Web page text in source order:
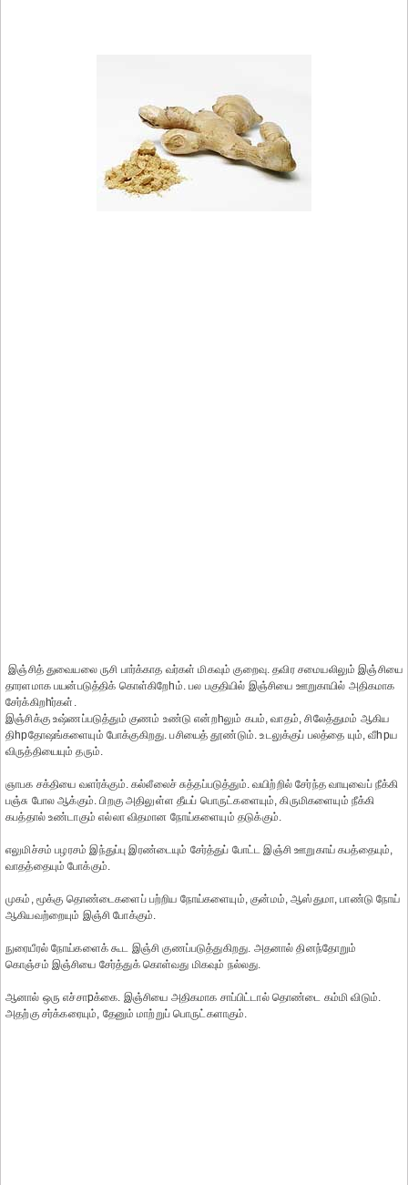
இஞ்சித் துவையலை ருசி பார்க்காத வர்கள் மிகவும் குறைவு. தவிர சமையலிலும் இஞ்சியை
தாரளமாக பயன்படுத்திக் கொள்கிறேhம். பல பகுதியில் இஞ்சியை ஊறுகாயில் அதிகமாக
சேர்க்கிறhர்கள்.
இஞ்சிக்கு உஷ்ணப்படுத்தும் குணம் உண்டு என்றhலும் கபம், வாதம், சிலேத்துமம் ஆகிய
திhpதோஷங்களையும் போக்குகிறது. பசியைத் தூண்டும். உடலுக்குப் பலத்தை யும், வீhpய
விருத்தியையும் தரும்.
ஞாபக சக்தியை வளர்க்கும். கல்லீலைச் சுத்தப்படுத்தும். வயிற்றில் சேர்ந்த வாயுவைப் நீக்கி
பஞ்சு போல ஆக்கும். பிறகு அதிலுள்ள தீயப் பொருட்களையும், கிருமிகளையும் நீக்கி
கபத்தால் உண்டாகும் எல்லா விதமான நோய்களையும் தடுக்கும்.
எலுமிச்சம் பழரசம் இந்துப்பு இரண்டையும் சேர்த்துப் போட்ட இஞ்சி ஊறுகாய் கபத்தையும்,
வாதத்தையும் போக்கும்.
முகம், மூக்கு தொண்டைகளைப் பற்றிய நோய்களையும், குன்மம், ஆஸ்துமா, பாண்டு நோய்
ஆகியவற்றையும் இஞ்சி போக்கும்.
நுரையீரல் நோய்களைக் கூட இஞ்சி குணப்படுத்துகிறது. அதனால் தினந்தோறும்
கொஞ்சம் இஞ்சியை சேர்த்துக் கொள்வது மிகவும் நல்லது.
ஆனால் ஒரு எச்சாpக்கை. இஞ்சியை அதிகமாக சாப்பிட்டால் தொண்டை கம்மி விடும்.
அதற்கு சர்க்கரையும், தேனும் மாற்றுப் பொருட்களாகும்.